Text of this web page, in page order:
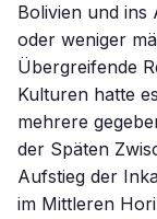
Bolivien und ins
oder weniger
Übergreifende
Kulturen hatte
mehrere
der Späten
Aufstieg der
im Mittleren